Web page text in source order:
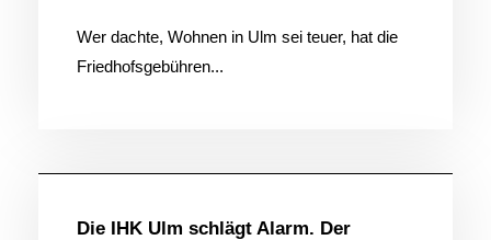
Wer dachte, Wohnen in Ulm sei teuer, hat die
Friedhofsgebühren...
Die IHK Ulm schlägt Alarm. Der